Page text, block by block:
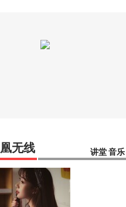
讲堂 音乐
无线